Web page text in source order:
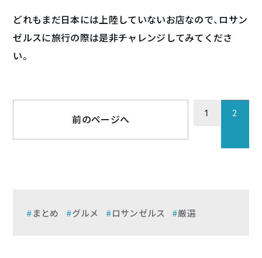
どれもまだ日本には上陸していないお店なので、ロサン
ゼルスに旅行の際は是非チャレンジしてみてくださ
い。
前のページへ
1 2
まとめ グルメ ロサンゼルス 厳選